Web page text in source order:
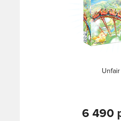
Unfair
6 490